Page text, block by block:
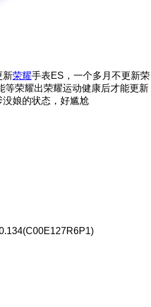
新荣耀手表ES，一个多月不更新荣
等荣耀出荣耀运动健康后才能更新
娘的状态，好尴尬